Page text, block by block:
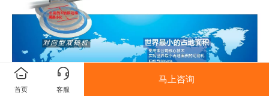
首页 客服
马上咨询